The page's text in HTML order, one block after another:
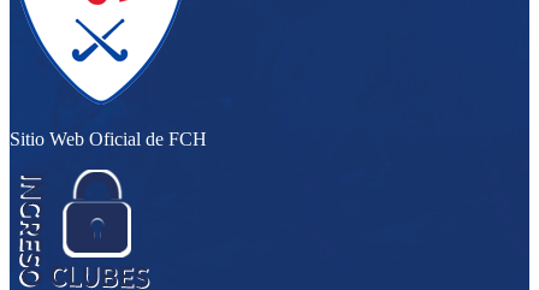
Sitio Web Oficial de FCH